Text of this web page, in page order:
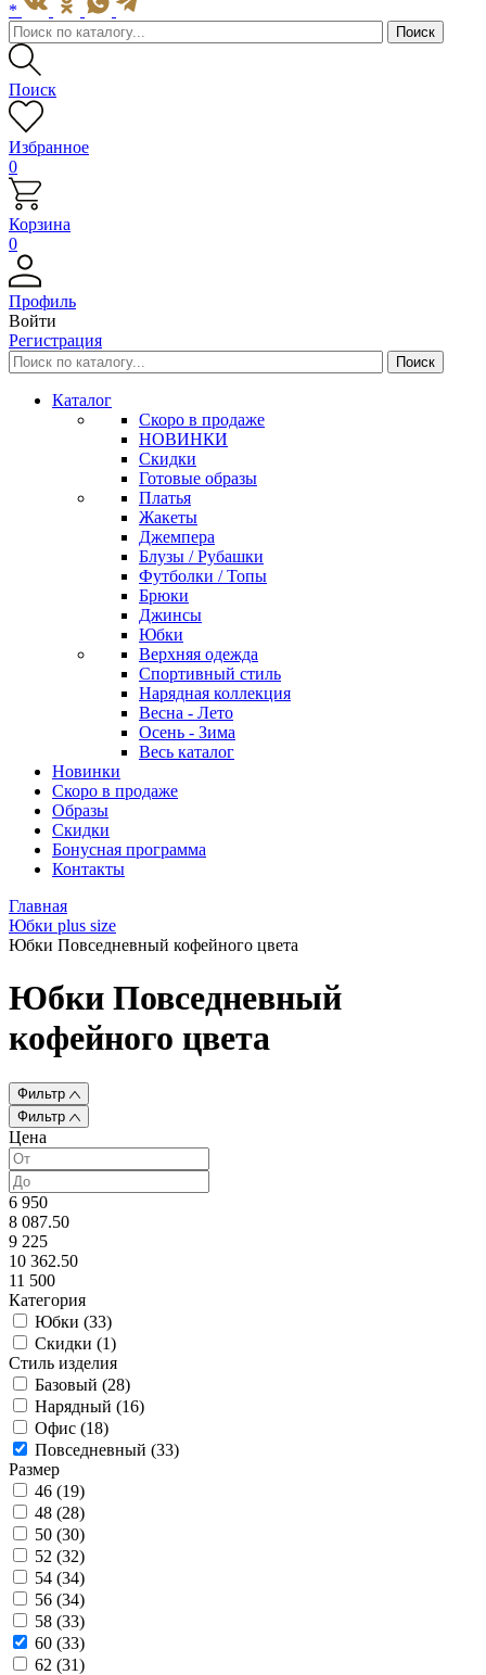
*
Поиск
Избранное
0
Корзина
0
Профиль
Войти
Регистрация
Каталог
Скоро в продаже
НОВИНКИ
Скидки
Готовые образы
Платья
Жакеты
Джемпера
Блузы / Рубашки
Футболки / Топы
Брюки
Джинсы
Юбки
Верхняя одежда
Спортивный стиль
Нарядная коллекция
Весна - Лето
Осень - Зима
Весь каталог
Новинки
Скоро в продаже
Образы
Скидки
Бонусная программа
Контакты
Главная
Юбки plus size
Юбки Повседневный кофейного цвета
Юбки Повседневный
кофейного цвета
Фильтр
Фильтр
Цена
6 950
8 087.50
9 225
10 362.50
11 500
Категория
Юбки (33)
Скидки (1)
Стиль изделия
Базовый (28)
Нарядный (16)
Офис (18)
Повседневный (33)
Размер
46 (19)
48 (28)
50 (30)
52 (32)
54 (34)
56 (34)
58 (33)
60 (33)
62 (31)